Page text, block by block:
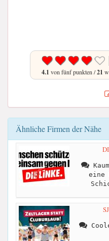
4.1 von fünf punkten /21
Ähnliche Firmen der Nähe